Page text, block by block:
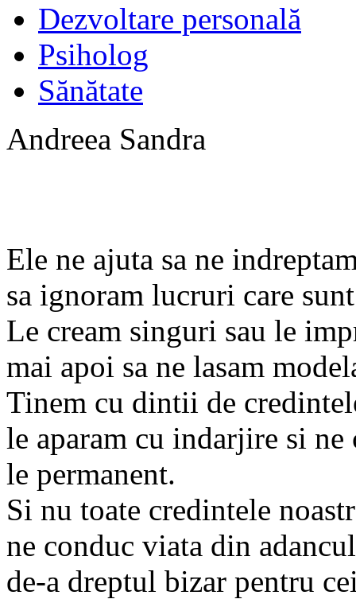
Dezvoltare personală
Psiholog
Sănătate
Andreea Sandra
Ele ne ajuta sa ne
sa ignoram lucruri care
Le cream singuri sau le
mai apoi sa ne lasam
Tinem cu dintii de
le aparam cu indarjire si
le permanent.
Si nu toate credintele
ne conduc viata din
de-a dreptul bizar pentru